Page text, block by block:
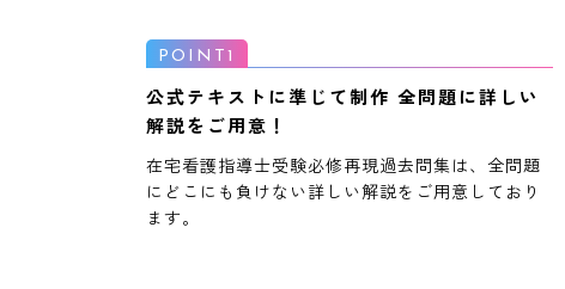
公式テキストに準じて制作 全問題に詳しい
解説をご用意！
在宅看護指導士受験必修再現過去問集は、全問題
にどこにも負けない詳しい解説をご用意しており
ます。